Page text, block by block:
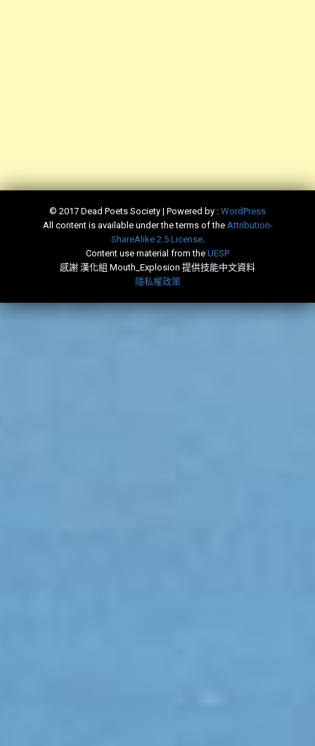
© 2017 Dead Poets Society | Powered by : WordPress
All content is available under the terms of the ​Attribution-
ShareAlike 2.5 License.
Content use material from the ​UESP
感謝 漢化組 Mouth_Explosion 提供技能中文資料
隱私權政策